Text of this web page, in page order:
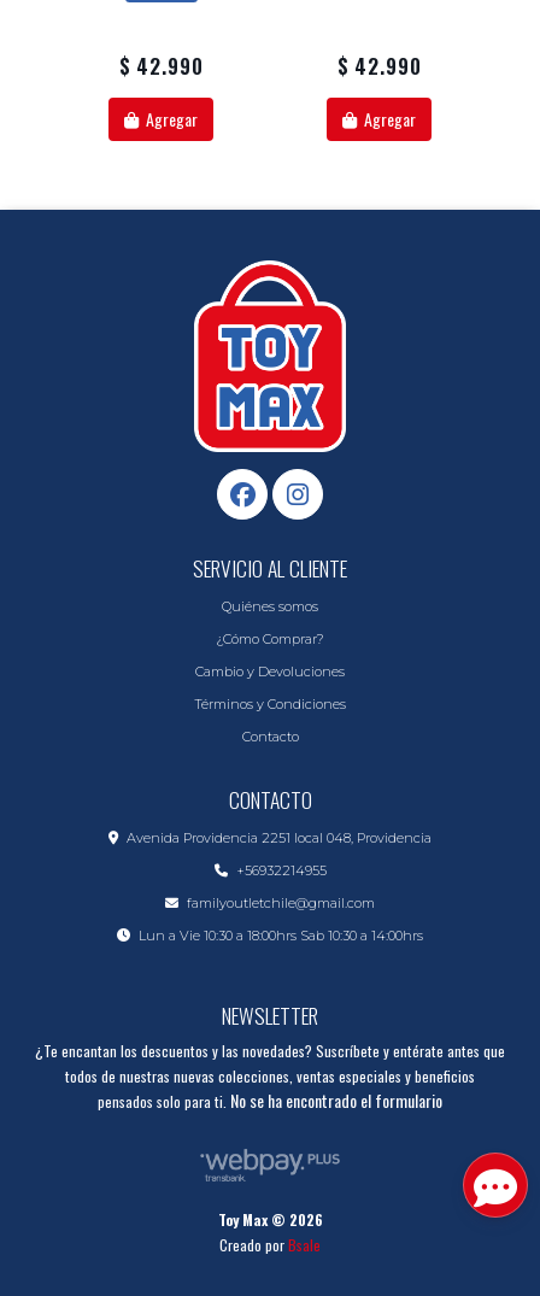
$ 42.990
Agregar
$ 42.990
Agregar
SERVICIO AL CLIENTE
Quiénes somos
¿Cómo Comprar?
Cambio y Devoluciones
Términos y Condiciones
Contacto
CONTACTO
Avenida Providencia 2251 local 048, Providencia
+56932214955
familyoutletchile@gmail.com
Lun a Vie 10:30 a 18:00hrs Sab 10:30 a 14:00hrs
NEWSLETTER
¿Te encantan los descuentos y las novedades? Suscríbete y entérate antes que
todos de nuestras nuevas colecciones, ventas especiales y beneficios
pensados solo para ti. No se ha encontrado el formulario
Toy Max © 2026
Creado porBsale